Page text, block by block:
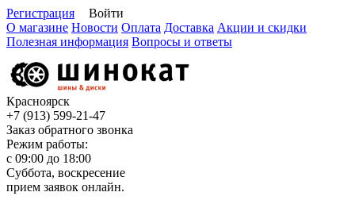
Регистрация
Войти
О магазине Новости Оплата Доставка Акции и скидки
Полезная информация Вопросы и ответы
Красноярск
+7 (913) 599-21-47
Заказ обратного звонка
Режим работы:
с 09:00 до 18:00
Суббота, воскресение
прием заявок онлайн.